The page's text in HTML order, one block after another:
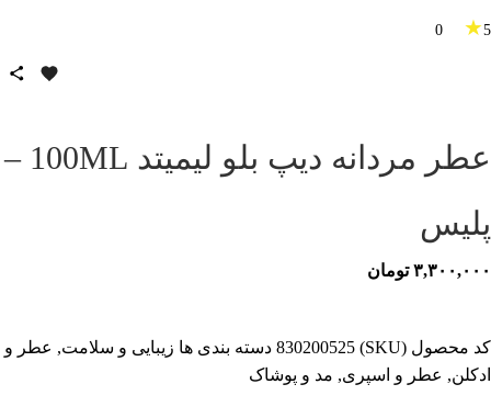
5
★
عطر مردانه دیپ بلو لیمیتد 100ML –
پلیس
۳,۳۰۰,۰۰۰ تومان
کد محصول (SKU) 830200525 دسته بندی ها زیبایی و سلامت, عطر و
ادکلن, عطر و اسپری, مد و پوشاک